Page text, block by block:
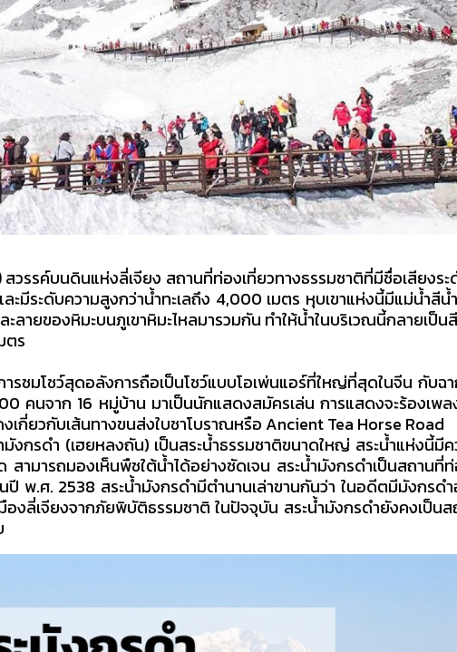
สวรรค์บนดินแห่งลี่เจียง สถานที่ท่องเที่ยวทางธรรมชาติที่มีชื่อเสียงร
มีระดับความสูงกว่าน้ำทะเลถึง 4,000 เมตร หุบเขาแห่งนี้มีแม่น้ำสีน้
ลายของหิมะบนภูเขาหิมะไหลมารวมกัน ทำให้น้ำในบริเวณนี้กลายเป็
ตร
รชมโชว์สุดอลังการถือเป็นโชว์แบบโอเพ่นแอร์ที่ใหญ่ที่สุดในจีน กับฉ
คนจาก 16 หมู่บ้าน มาเป็นนักแสดงสมัครเล่น การแสดงจะร้องเพ
ยวกับเส้นทางขนส่งใบชาโบราณหรือ Ancient Tea Horse Road
งกรดำ (เฮยหลงถัน) เป็นสระน้ำธรรมชาติขนาดใหญ่ สระน้ำแห่งนี้มี
ามารถมองเห็นพืชใต้น้ำได้อย่างชัดเจน สระน้ำมังกรดำเป็นสถาน
ปี พ.ศ. 2538 สระน้ำมังกรดำมีตำนานเล่าขานกันว่า ในอดีตมีมังกรด
งลี่เจียงจากภัยพิบัติธรรมชาติ ในปัจจุบัน สระน้ำมังกรดำยังคงเป็น